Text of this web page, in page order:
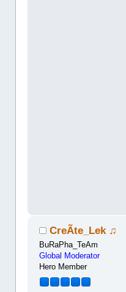
CreÃte_Lek ♫
BuRaPha_TeAm
Global Moderator
Hero Member